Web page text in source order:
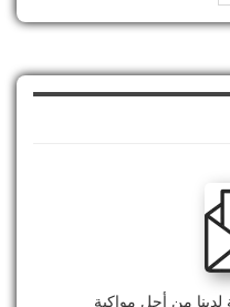
لدينا من أجل مواكبة